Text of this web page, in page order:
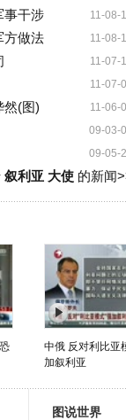
11-08-
事干涉
11-08-
方做法
11-07-
11-07-
11-06-
然(图)
09-03-
09-05-
叙利亚 大使的新闻
中俄 反对利比亚
加叙利亚
图说世界